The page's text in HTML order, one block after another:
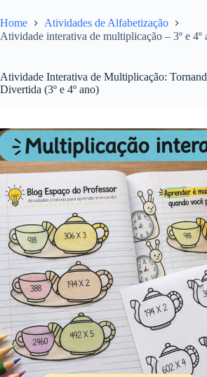
Home
Atividades de Alfabetização
Atividade interativa de multiplicação – 3º e 4º
Atividade Interativa de Multiplicação:
Divertida (3º e 4º ano)